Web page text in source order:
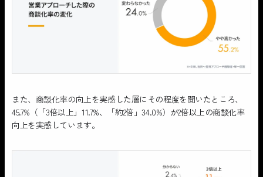
また、商談化率の向上を実感した層にその程度を聞いたところ、
45.7%（「3倍以上」11.7%、「約2倍」34.0%）が2倍以上の商談化率
向上を実感しています。